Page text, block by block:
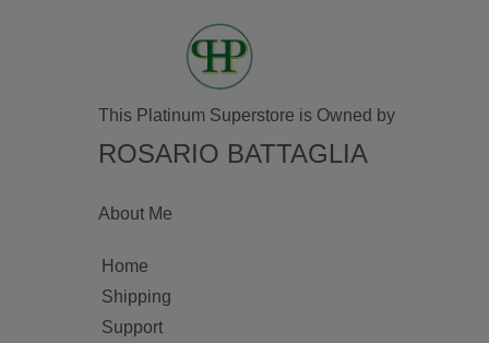
This Platinum Superstore is Owned by
ROSARIO BATTAGLIA
About Me
Home
Shipping
Support